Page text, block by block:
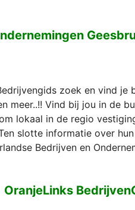
zoek en vind
meer..!! Vind bij jou in de
lokaal in de regio
slotte informatie over
Bedrijven en
OranjeLinks